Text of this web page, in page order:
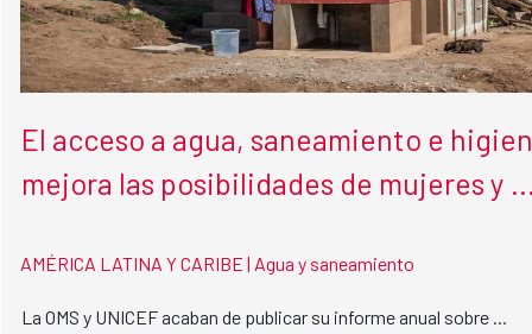
El acceso a agua, saneamiento e
mejora las posibilidades de mujeres y
AMÉRICA LATINA Y CARIBE | Agua y saneamiento
La OMS y UNICEF acaban de publicar su informe anual sobre ...